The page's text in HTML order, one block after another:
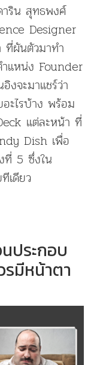
าริน สุทธพงศ์
Designer
ที่ผันตัวมาทำ
แหน่ง Founder
จะมาแชร์ว่า
ะไรบ้าง พร้อม
แต่ละหน้า ที่
Dish เพื่อ
ที่ 5 ซึ่งใน
เดียว
ประกอบ
รมีหน้าตา